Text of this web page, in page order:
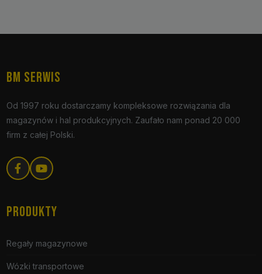
BM SERWIS
Od 1997 roku dostarczamy kompleksowe rozwiązania dla
magazynów i hal produkcyjnych. Zaufało nam ponad 20 000
firm z całej Polski.
PRODUKTY
Regały magazynowe
Wózki transportowe